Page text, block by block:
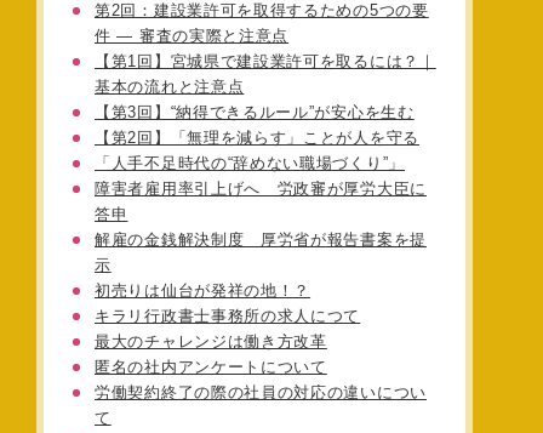
第2回：建設業許可を取得するための5つの要
件 ― 審査の実際と注意点
【第1回】宮城県で建設業許可を取るには？｜
基本の流れと注意点
【第3回】“納得できるルール”が安心を生む
【第2回】「無理を減らす」ことが人を守る
「人手不足時代の“辞めない職場づくり”」
障害者雇用率引上げへ 労政審が厚労大臣に
答申
解雇の金銭解決制度 厚労省が報告書案を提
示
初売りは仙台が発祥の地！？
キラリ行政書士事務所の求人につて
最大のチャレンジは働き方改革
匿名の社内アンケートについて
労働契約終了の際の社員の対応の違いについ
て